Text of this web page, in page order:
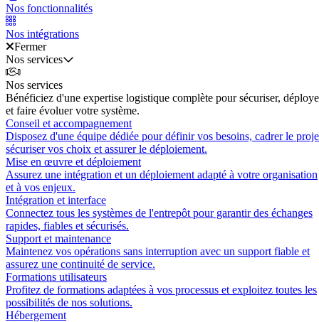
Nos fonctionnalités
Nos intégrations
Fermer
Nos services
Nos services
Bénéficiez d'une expertise logistique complète pour sécuriser,
et faire évoluer votre système.
Conseil et accompagnement
Disposez d'une équipe dédiée pour définir vos besoins, cadrer le
sécuriser vos choix et assurer le déploiement.
Mise en œuvre et déploiement
Assurez une intégration et un déploiement adapté à votre organisation
et à vos enjeux.
Intégration et interface
Connectez tous les systèmes de l'entrepôt pour garantir des échanges
rapides, fiables et sécurisés.
Support et maintenance
Maintenez vos opérations sans interruption avec un support fiable et
assurez une continuité de service.
Formations utilisateurs
Profitez de formations adaptées à vos processus et exploitez toutes les
possibilités de nos solutions.
Hébergement